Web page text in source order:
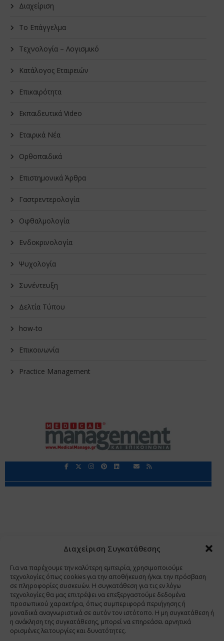
Διαχείριση Συγκατάθεσης
Για να παρέχουμε την καλύτερη εμπειρία, χρησιμοποιούμε
τεχνολογίες όπως cookies για την αποθήκευση ή/και την πρόσβαση
σε πληροφορίες συσκευών. Η συγκατάθεση για τις εν λόγω
τεχνολογίες θα μας επιτρέψει να επεξεργαστούμε δεδομένα
προσωπικού χαρακτήρα, όπως συμπεριφορά περιήγησης ή
μοναδικά αναγνωριστικά σε αυτόν τον ιστότοπο. Η μη συγκατάθεση ή
η ανάκληση της συγκατάθεσης, μπορεί να επηρεάσει αρνητικά
ορισμένες λειτουργίες και δυνατότητες.
Διαχείριση
Το Επάγγελμα
Τεχνολογία – Λογισμικό
Κατάλογος Εταιρειών
Επικαιρότητα
Εκπαιδευτικά Video
Εταιρικά Νέα
Oρθοπαιδικά
Επιστημονικά Άρθρα
Γαστρεντερολογία
Οφθαλμολογία
Ενδοκρινολογία
Ψυχολογία
Συνέντευξη
Δελτία Τύπου
how-to
Επικοινωνία
Practice Management
Copyright 2009 - 2026 © Χαραμή Α.Ε.
www.PharmaManage.gr • www.HealthExpo.gr • www.YO.gr
•
www.GreekShares.com • www.eLearning-
PharmaManage.gr • www.Charami-SA.gr